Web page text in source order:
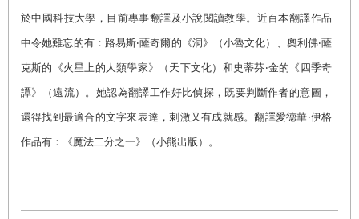
於中國科技大學，目前專事翻譯及小說閱讀教學。近百本翻譯作品
中令她難忘的有：路易斯‧薩奇爾的《洞》（小魯文化）、奧利佛‧薩
克斯的《火星上的人類學家》（天下文化）和史蒂芬‧金的《四季奇
譚》（遠流）。她認為翻譯工作好比偵探，既要判斷作者的意圖，
還得找到最適合的文字來表達，刺激又有成就感。翻譯愛德華‧伊格
作品有：《魔法二分之一》（小熊出版）。